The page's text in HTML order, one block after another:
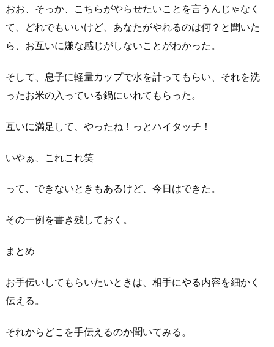
おお、そっか、こちらがやらせたいことを言うんじゃなく
て、どれでもいいけど、あなたがやれるのは何？と聞いた
ら、お互いに嫌な感じがしないことがわかった。
そして、息子に軽量カップで水を計ってもらい、それを洗
ったお米の入っている鍋にいれてもらった。
互いに満足して、やったね！っとハイタッチ！
いやぁ、これこれ笑
って、できないときもあるけど、今日はできた。
その一例を書き残しておく。
まとめ
お手伝いしてもらいたいときは、相手にやる内容を細かく
伝える。
それからどこを手伝えるのか聞いてみる。